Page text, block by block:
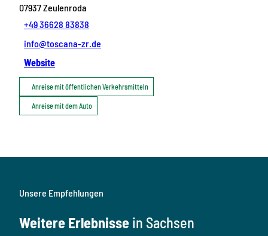
07937Zeulenroda
+49 36628 83838
info@toscana-zr.de
Website
Anreise mit öffentlichen Verkehrsmitteln
Anreise mit dem Auto
Unsere Empfehlungen
Weitere Erlebnisse in Sachsen